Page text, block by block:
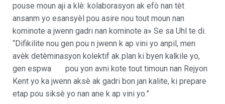
pouse moun aji a klè: kolaborasyon ak efò nan tèt
ansanm yo esansyèl pou asire nou tout moun nan
kominote a jwenn gadri nan kominote a» Se sa Uhl te di.
“Difikilite nou gen pou n jwenn k ap vini yo anpil, men
avèk detèminasyon kolektif ak plan ki byen kalkile yo,
gen espwa pou yon avni kote tout timoun nan Rejyon
Kent yo ka jwenn aksè ak gadri bon jan kalite, ki prepare
etap pou siksè yo nan ane k ap vini yo.”